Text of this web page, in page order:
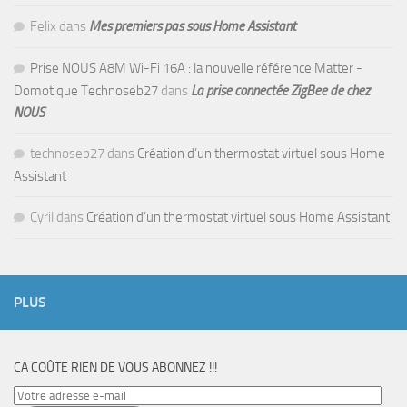
Felix dans Mes premiers pas sous Home Assistant
Prise NOUS A8M Wi-Fi 16A : la nouvelle référence Matter -
Domotique Technoseb27 dans La prise connectée ZigBee de chez
NOUS
technoseb27 dans Création d’un thermostat virtuel sous Home
Assistant
Cyril dans Création d’un thermostat virtuel sous Home Assistant
PLUS
CA COÛTE RIEN DE VOUS ABONNEZ !!!
Votre